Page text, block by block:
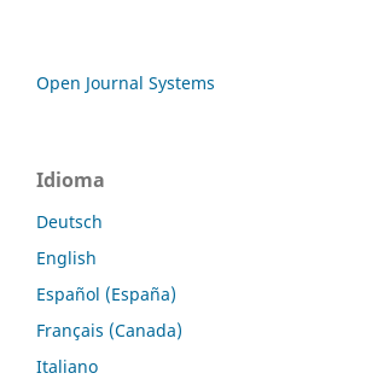
Open Journal Systems
Idioma
Deutsch
English
Español (España)
Français (Canada)
Italiano